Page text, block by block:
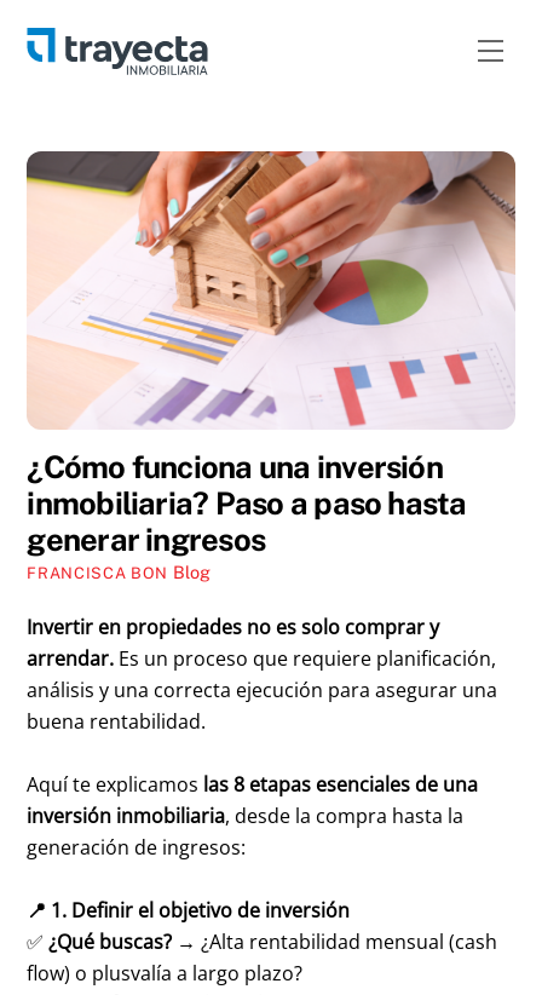
¿Cómo funciona una inversión
inmobiliaria? Paso a paso hasta
generar ingresos
FRANCISCA BON Blog
Invertir en propiedades no es solo comprar y
arrendar. Es un proceso que requiere planificación,
análisis y una correcta ejecución para asegurar una
buena rentabilidad.
Aquí te explicamos las 8 etapas esenciales de una
inversión inmobiliaria, desde la compra hasta la
generación de ingresos:
📍 1. Definir el objetivo de inversión
✅¿Qué buscas? → ¿Alta rentabilidad mensual (cash
flow) o plusvalía a largo plazo?